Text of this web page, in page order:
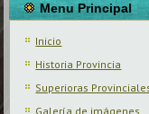
Menu Principal
Inicio
Historia Provincia
Superioras
Galería de imágenes